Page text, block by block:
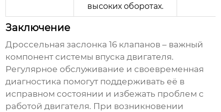
высоких оборотах.
Заключение
Дроссельная заслонка 16 клапанов – важный
компонент системы впуска двигателя.
Регулярное обслуживание и своевременная
диагностика помогут поддерживать её в
исправном состоянии и избежать проблем с
работой двигателя. При возникновении